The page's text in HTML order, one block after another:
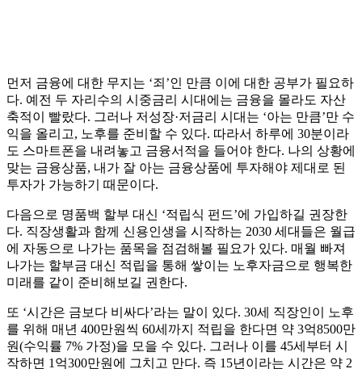
먼저 금융에 대한 무지는 ‘죄’인 만큼 이에 대한 공부가 필요하
다. 예전 두 자리수의 시중금리 시대에는 금융을 몰라도 자산
축적이 빨랐다. 그러나 저성장·저금리 시대는 ‘아는 만큼’만 수
익을 올리고, 노후를 준비할 수 있다. 따라서 하루에 30분이라
도 스마트폰을 내려놓고 금융서적을 들어야 한다. 나의 상황에
맞는 금융상품, 내가 잘 아는 금융상품에 투자해야 제대로 된
투자가 가능하기 때문이다.
다음으로 명품백 할부 대신 ‘적립식 펀드’에 가입하길 권장한
다. 직장생활과 함께 신용인생을 시작하는 2030 세대들은 월급
에 자동으로 나가는 품목을 점검해볼 필요가 있다. 매월 빠져
나가는 할부금 대신 적립을 통해 쌓이는 노후자금으로 행복한
미래를 같이 준비해보길 권한다.
또 ‘시간은 금보다 비싸다’라는 말이 있다. 30세 직장인이 노후
를 위해 매년 400만원씩 60세까지 적립을 한다면 약 3억8500만
원(수익률 7% 가정)을 모을 수 있다. 그러나 이를 45세부터 시
작하면 1억300만원에 그치고 만다. 즉 15년이라는 시간은 약 2